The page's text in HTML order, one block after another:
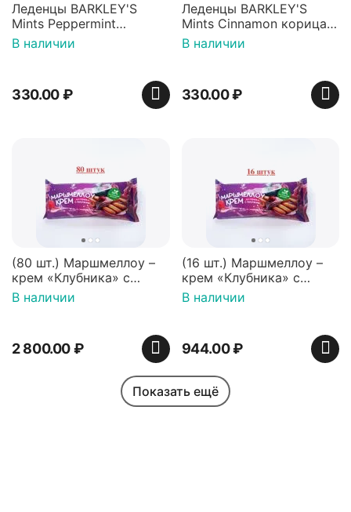
Леденцы BARKLEY'S
Mints Peppermint
перечная мята 50г,
Нидерланды
В наличии
330.00₽
Леденцы BARKLEY'S
Mints Cinnamon корица
50г, Нидерланды
В наличии
330.00₽
(80 шт.) Маршмеллоу –
крем «Клубника» с
палочками (ТМ
«Зефирный Лео»)
В наличии
2 800.00₽
(16 шт.) Маршмеллоу –
крем «Клубника» с
палочками (ТМ
«Зефирный Лео»)
В наличии
944.00₽
Показать ещё